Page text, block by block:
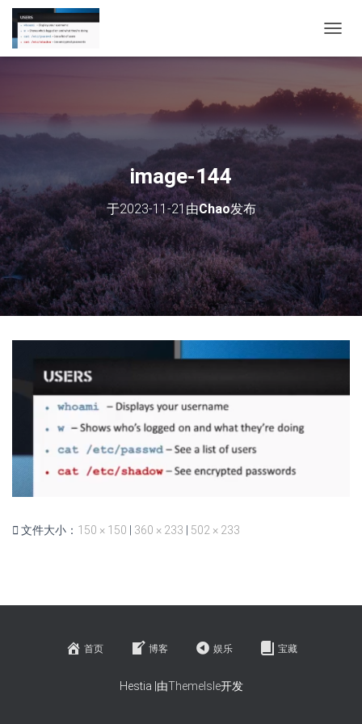
换
image-144
于2023-11-21 由Chao发布
文件大小： 150 × 150 360 × 233 502 × 233
首页 博客 娱乐 宝藏
Hestia |由ThemeIsle开发